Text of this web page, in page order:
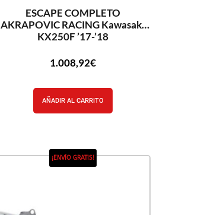
ESCAPE COMPLETO
AKRAPOVIC RACING Kawasaki
KX250F ’17-’18
1.008,92€
AÑADIR AL CARRITO
¡ENVÍO GRATIS!